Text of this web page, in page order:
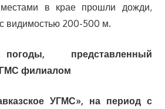
местами в крае прошли дожди,
видимостью 200-500 м.
представленный
филиалом
УГМС», на период с